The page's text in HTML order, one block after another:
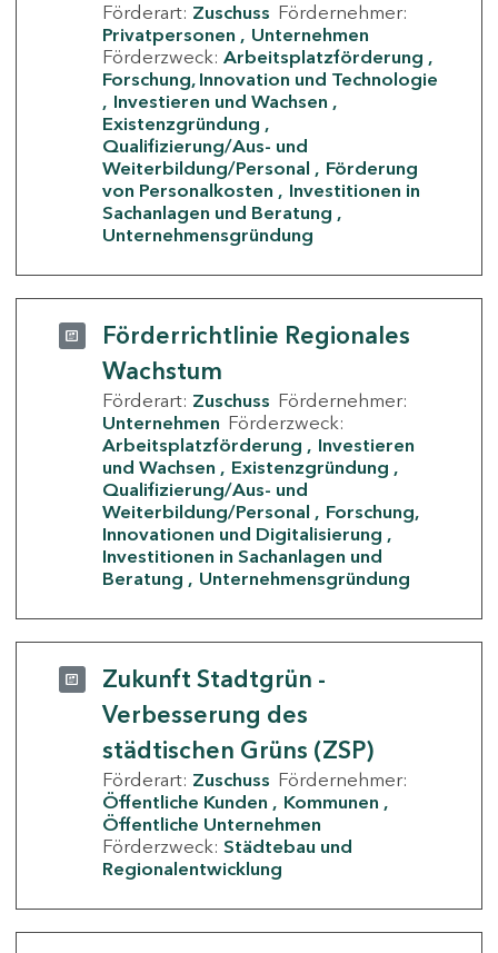
Förderart: Zuschuss Fördernehmer:
Privatpersonen
Unternehmen
Förderzweck: Arbeitsplatzförderung
Forschung, Innovation und Technologie
Investieren und Wachsen
Existenzgründung
Qualifizierung/Aus- und
Weiterbildung/Personal
Förderung
von Personalkosten
Investitionen in
Sachanlagen und Beratung
Unternehmensgründung
Förderrichtlinie Regionales
Wachstum
Förderart: Zuschuss Fördernehmer:
Unternehmen Förderzweck:
Arbeitsplatzförderung
Investieren
und Wachsen
Existenzgründung
Qualifizierung/Aus- und
Weiterbildung/Personal
Forschung,
Innovationen und Digitalisierung
Investitionen in Sachanlagen und
Beratung
Unternehmensgründung
Zukunft Stadtgrün -
Verbesserung des
städtischen Grüns (ZSP)
Förderart: Zuschuss Fördernehmer:
Öffentliche Kunden
Kommunen
Öffentliche Unternehmen
Förderzweck: Städtebau und
Regionalentwicklung